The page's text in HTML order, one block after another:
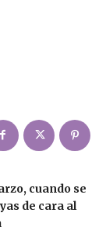
cuando se
de cara al